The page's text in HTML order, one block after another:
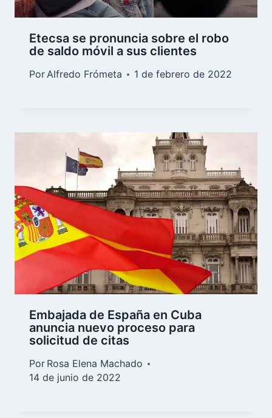
Etecsa se pronuncia sobre el robo
de saldo móvil a sus clientes
PorAlfredo Frómeta 1 de febrero de 2022
Embajada de España en Cuba
anuncia nuevo proceso para
solicitud de citas
Por Rosa Elena Machado
14 de junio de 2022